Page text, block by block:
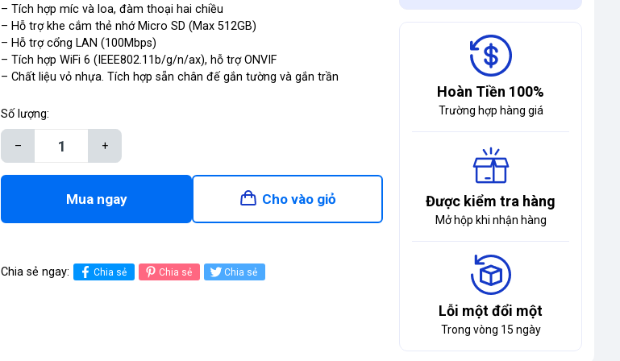
– Tích hợp míc và loa, đàm thoại hai chiều
– Hỗ trợ khe cắm thẻ nhớ Micro SD (Max 512GB)
– Hỗ trợ cổng LAN (100Mbps)
– Tích hợp WiFi 6 (IEEE802.11b/g/n/ax), hỗ trợ ONVIF
– Chất liệu vỏ nhựa. Tích hợp sẵn chân đế gắn tường và gắn trần
Số lượng:
– +
Mua ngay Cho vào giỏ
Chia sẻ ngay: Chia sẻ Chia sẻ Chia sẻ
Hoàn Tiền 100%
Trường hợp hàng giá
Được kiểm tra hàng
Mở hộp khi nhận hàng
Lỗi một đổi một
Trong vòng 15 ngày